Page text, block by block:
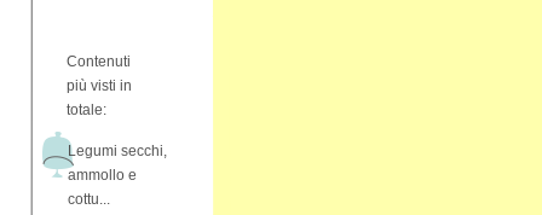
Contenuti
più visti in
totale:
Legumi secchi,
ammollo e
cottu...